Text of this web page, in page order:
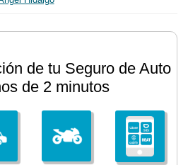
de tu Seguro de Auto
de 2 minutos